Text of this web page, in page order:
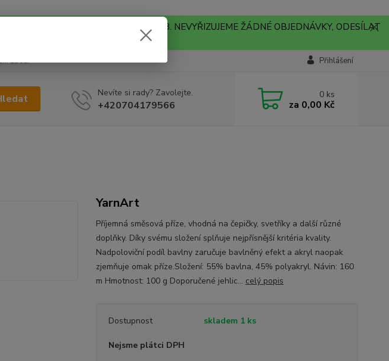
!!! POZOR ZMĚNA !!! V PONDĚLÍ 10.8. NEVYŘIZUJEME ŽÁDNÉ OBJEDNÁVKY, ODESÍLAT
zboží Přihlášení
Nevíte si rady? Zavolejte.
+420704179566
0 ks
za 0,00 Kč
YarnArt
Příjemná směsová příze, vhodná na čepičky, svetříky a další různé
doplňky. Díky svému složení splňuje nejpřísnější kritéria kvality.
Nadpoloviční podíl bavlny zaručuje bavlněný efekt a akryl naopak
zjemňuje omak příze.Složení: 55% bavlna, 45% polyakryl. Návin: 160
m Hmotnost: 100 g Doporučené jehlic... celý popis
Dostupnost skladem 1 ks
Nejsme plátci DPH